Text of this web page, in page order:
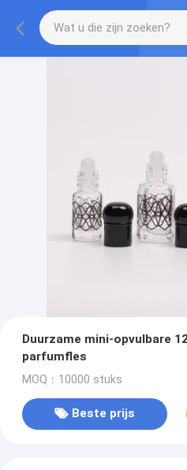
Duurzame mini-opvulbare
parfumfles
MOQ：10000 stuks
Beste prijs